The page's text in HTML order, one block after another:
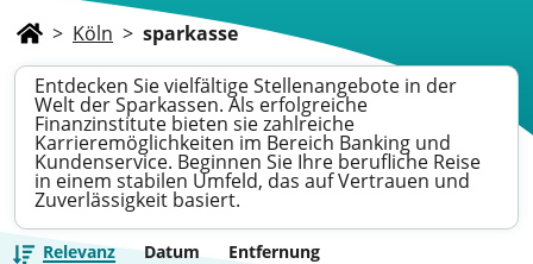
> Köln > sparkasse
Entdecken Sie vielfältige Stellenangebote in der
Welt der Sparkassen. Als erfolgreiche
Finanzinstitute bieten sie zahlreiche
Karrieremöglichkeiten im Bereich Banking und
Kundenservice. Beginnen Sie Ihre berufliche Reise
in einem stabilen Umfeld, das auf Vertrauen und
Zuverlässigkeit basiert.
Relevanz Datum Entfernung